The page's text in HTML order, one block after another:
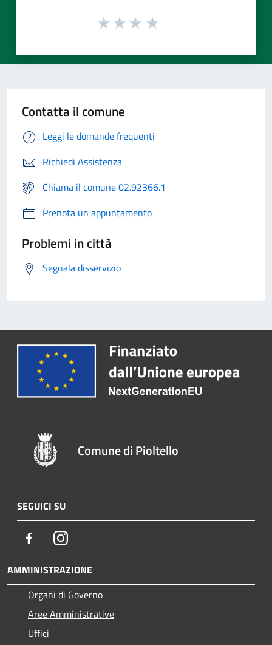
Contatta il comune
Leggi le domande frequenti
Richiedi Assistenza
Chiama il comune 02.92366.1
Prenota un appuntamento
Problemi in città
Segnala disservizio
Comune di Pioltello
SEGUICI SU
FacebookInstagram
AMMINISTRAZIONE
Organi di Governo
Aree Amministrative
Uffici